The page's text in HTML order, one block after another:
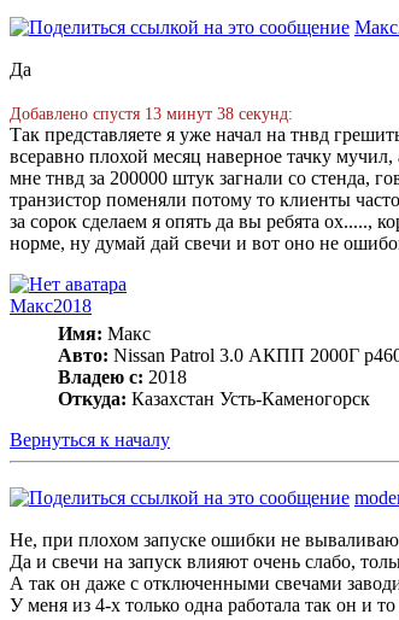
Да
Добавлено спустя 13 минут 38 секунд:
Так представляете я уже начал на тнвд
всеравно плохой месяц наверное тачку
мне тнвд за 200000 штук загнали со стенда,
транзистор поменяли потому то клиенты
за сорок сделаем я опять да вы ребята ох.....,
норме, ну думай дай свечи и вот оно не
Макс2018
Имя: Макс
Авто: Nissan Patrol 3.0 АКПП 2000Г
Владею с: 2018
Откуда: Казахстан Усть-Каменогорск
Вернуться к началу
Не, при плохом запуске ошибки не
Да и свечи на запуск влияют очень слабо,
А так он даже с отключенными свечами
У меня из 4-х только одна работала так он и